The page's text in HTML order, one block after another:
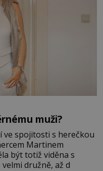
muži?
ve spojitosti s herečkou
Martinem
být totiž viděna s
družně, až d